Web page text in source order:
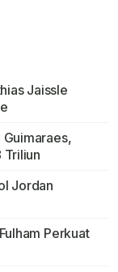
Jaissle
Triliun
Jordan
Perkuat